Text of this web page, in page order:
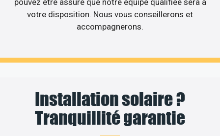
votre disposition. Nous vous conseillerons et
accompagnerons.
Installation solaire ?
Tranquillité garantie